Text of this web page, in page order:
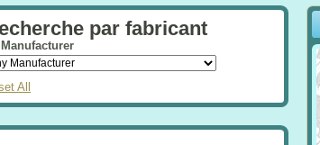
par fabricant
Manufacturer
All